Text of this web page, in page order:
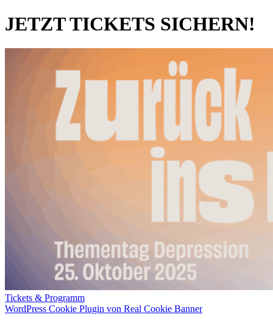
JETZT TICKETS SICHERN!
Tickets & Programm
WordPress Cookie Plugin von Real Cookie Banner